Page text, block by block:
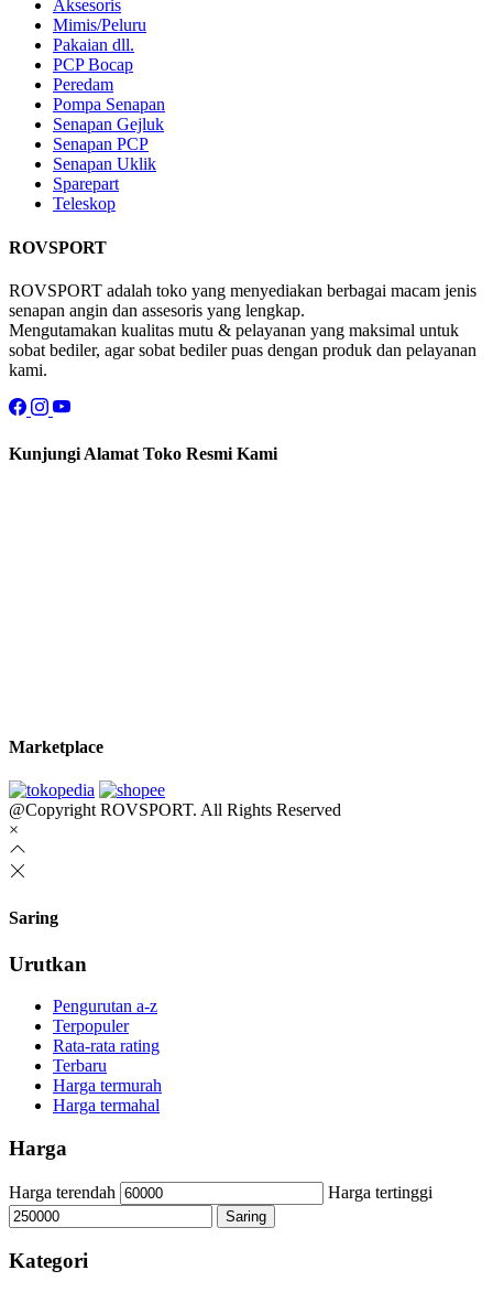
Aksesoris
Mimis/Peluru
Pakaian dll.
PCP Bocap
Peredam
Pompa Senapan
Senapan Gejluk
Senapan PCP
Senapan Uklik
Sparepart
Teleskop
ROVSPORT
ROVSPORT adalah toko yang menyediakan berbagai macam jenis
senapan angin dan assesoris yang lengkap.
Mengutamakan kualitas mutu & pelayanan yang maksimal untuk
sobat bediler, agar sobat bediler puas dengan produk dan pelayanan
kami.
Kunjungi Alamat Toko Resmi Kami
Marketplace
@Copyright ROVSPORT. All Rights Reserved
×
Saring
Urutkan
Pengurutan a-z
Terpopuler
Rata-rata rating
Terbaru
Harga termurah
Harga termahal
Harga
Harga terendah Harga tertinggi
Saring
Kategori